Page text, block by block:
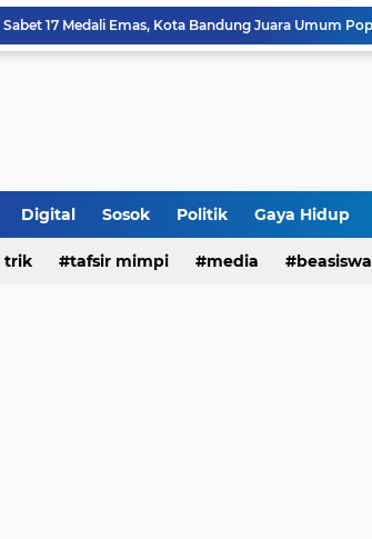
Jalan Redup Agama: Catatan untuk Munas-Kobes NU
Islam dan Barat
Digital Sosok Politik Gaya Hidup
trik tafsir mimpi media beasiswa